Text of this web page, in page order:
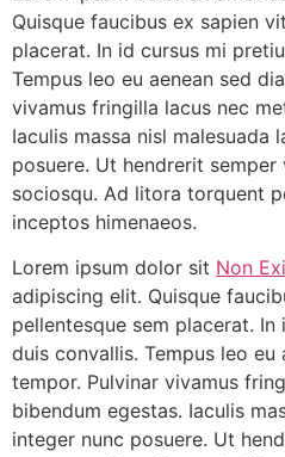
Quisque faucibus ex sapien
placerat. In id cursus mi
Tempus leo eu aenean sed
vivamus fringilla lacus nec
Iaculis massa nisl malesuada
posuere. Ut hendrerit
sociosqu. Ad litora torquent
inceptos himenaeos.
Lorem ipsum dolor sit Non
adipiscing elit. Quisque
pellentesque sem placerat.
duis convallis. Tempus leo eu
tempor. Pulvinar vivamus
bibendum egestas. Iaculis
integer nunc posuere. Ut